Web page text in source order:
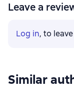
Leave a
Log in, to
Similar